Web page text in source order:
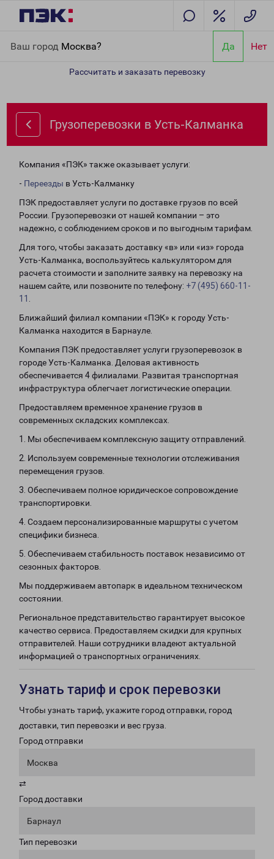
Ваш город Москва? Да Нет
Рассчитать и заказать перевозку
Грузоперевозки в Усть-Калманка
Компания «ПЭК» также оказывает услуги:
- Переезды в Усть-Калманку
ПЭК предоставляет услуги по доставке грузов по всей
России. Грузоперевозки от нашей компании – это
надежно, с соблюдением сроков и по выгодным тарифам.
Для того, чтобы заказать доставку «в» или «из» города
Усть-Калманка, воспользуйтесь калькулятором для
расчета стоимости и заполните заявку на перевозку на
нашем сайте, или позвоните по телефону: +7 (495) 660-11-
11
Ближайший филиал компании «ПЭК» к городу Усть-
Калманка находится в Барнауле.
Компания ПЭК предоставляет услуги грузоперевозок в
городе Усть-Калманка. Деловая активность
обеспечивается 4 филиалами. Развитая транспортная
инфраструктура облегчает логистические операции.
Предоставляем временное хранение грузов в
современных складских комплексах.
1. Мы обеспечиваем комплексную защиту отправлений.
2. Используем современные технологии отслеживания
перемещения грузов.
3. Обеспечиваем полное юридическое сопровождение
транспортировки.
4. Создаем персонализированные маршруты с учетом
специфики бизнеса.
5. Обеспечиваем стабильность поставок независимо от
сезонных факторов.
Мы поддерживаем автопарк в идеальном техническом
состоянии.
Региональное представительство гарантирует высокое
качество сервиса. Предоставляем скидки для крупных
отправителей. Наши сотрудники владеют актуальной
информацией о транспортных ограничениях.
Узнать тариф и срок перевозки
Чтобы узнать тариф, укажите город отправки, город
доставки, тип перевозки и вес груза.
Город отправки
Москва
⇄
Город доставки
Барнаул
Тип перевозки